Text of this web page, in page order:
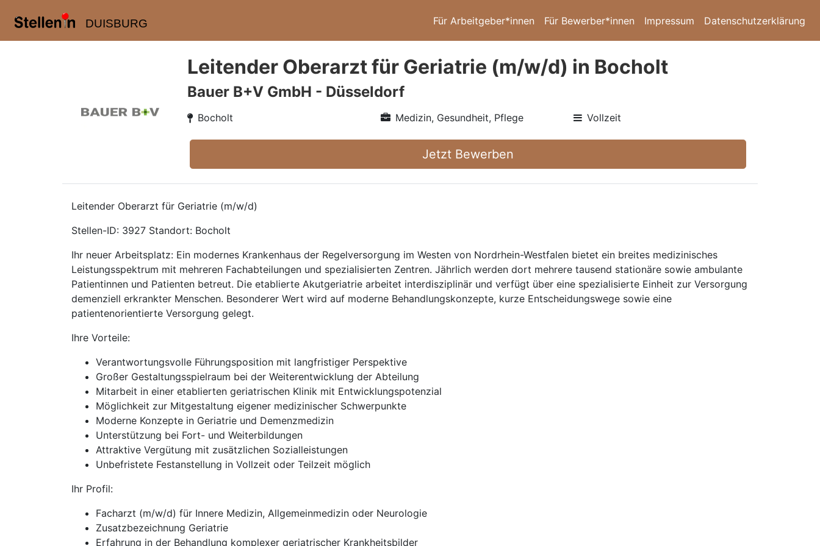
DUISBURG Für Arbeitgeber*innen Für Bewerber*innen Impressum Datenschutzerklärung
Leitender Oberarzt für Geriatrie (m/w/d) in Bocholt
Bauer B+V GmbH - Düsseldorf
Bocholt Medizin, Gesundheit, Pflege Vollzeit
Jetzt Bewerben
Leitender Oberarzt für Geriatrie (m/w/d)
Stellen-ID: 3927 Standort: Bocholt
Ihr neuer Arbeitsplatz: Ein modernes Krankenhaus der Regelversorgung im Westen von Nordrhein-Westfalen bietet ein breites medizinisches
Leistungsspektrum mit mehreren Fachabteilungen und spezialisierten Zentren. Jährlich werden dort mehrere tausend stationäre sowie ambulante
Patientinnen und Patienten betreut. Die etablierte Akutgeriatrie arbeitet interdisziplinär und verfügt über eine spezialisierte Einheit zur Versorgung
demenziell erkrankter Menschen. Besonderer Wert wird auf moderne Behandlungskonzepte, kurze Entscheidungswege sowie eine
patientenorientierte Versorgung gelegt.
Ihre Vorteile:
Verantwortungsvolle Führungsposition mit langfristiger Perspektive
Großer Gestaltungsspielraum bei der Weiterentwicklung der Abteilung
Mitarbeit in einer etablierten geriatrischen Klinik mit Entwicklungspotenzial
Möglichkeit zur Mitgestaltung eigener medizinischer Schwerpunkte
Moderne Konzepte in Geriatrie und Demenzmedizin
Unterstützung bei Fort- und Weiterbildungen
Attraktive Vergütung mit zusätzlichen Sozialleistungen
Unbefristete Festanstellung in Vollzeit oder Teilzeit möglich
Ihr Profil:
Facharzt (m/w/d) für Innere Medizin, Allgemeinmedizin oder Neurologie
Zusatzbezeichnung Geriatrie
Erfahrung in der Behandlung komplexer geriatrischer Krankheitsbilder